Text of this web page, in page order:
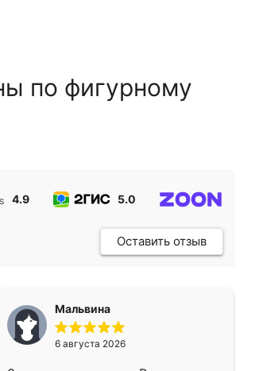
по фигурному
4.9 5.0
Оставить отзыв
Мальвина
6 августа 2026